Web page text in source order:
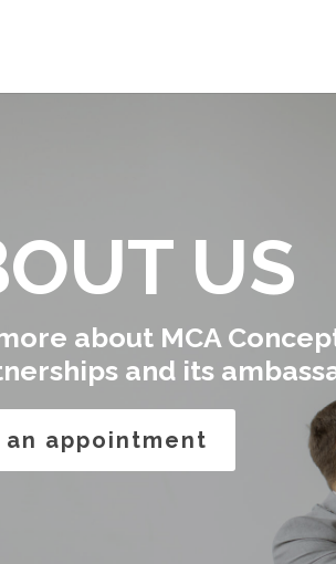
US
about MCA
and its
an appointment